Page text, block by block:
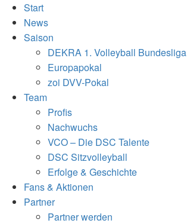
Start
News
Saison
DEKRA 1. Volleyball Bundesliga
Europapokal
zoi DVV-Pokal
Team
Profis
Nachwuchs
VCO – Die DSC Talente
DSC Sitzvolleyball
Erfolge & Geschichte
Fans & Aktionen
Partner
Partner werden